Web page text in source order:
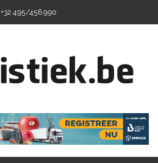
+32 495/456.990